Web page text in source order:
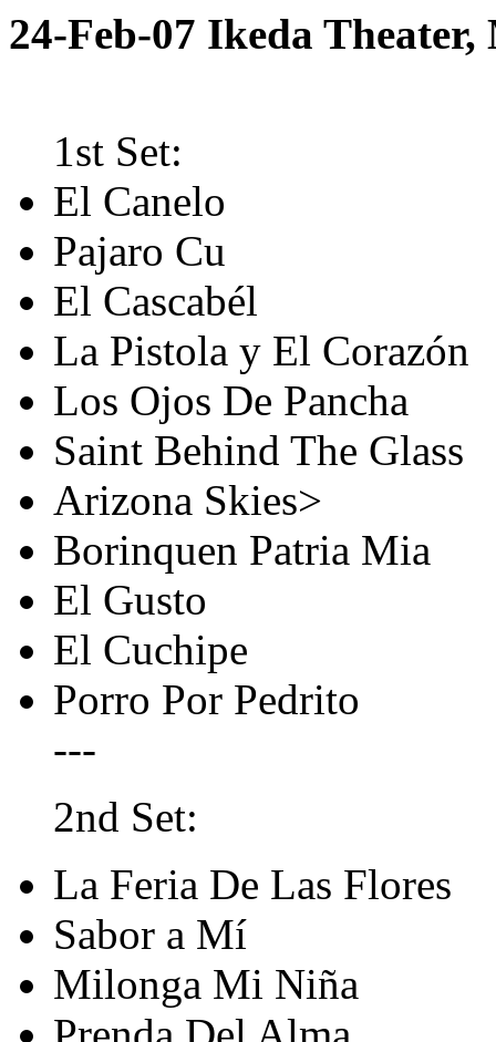
24-Feb-07 Ikeda
1st Set:
El Canelo
Pajaro Cu
El Cascabél
La Pistola y El Corazón
Los Ojos De Pancha
Saint Behind The Glass
Arizona Skies>
Borinquen Patria Mia
El Gusto
El Cuchipe
Porro Por Pedrito
---
2nd Set:
La Feria De Las Flores
Sabor a Mí
Milonga Mi Niña